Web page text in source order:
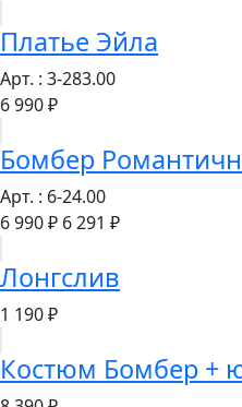
Платье Эйла
Арт. : 3-283.00
6 990 ₽
Бомбер
Арт. : 6-24.00
6 990 ₽ 6 291 ₽
Лонгслив
1 190 ₽
Костюм Бомбер +